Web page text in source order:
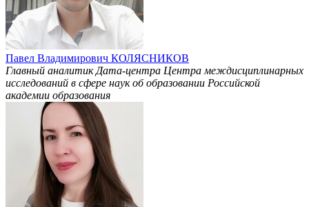
Павел Владимирович КОЛЯСНИКОВ
Главный аналитик Дата-центра Центра междисциплинарных
исследований в сфере наук об образовании Российской
академии образования